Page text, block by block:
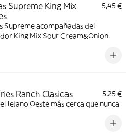
Supreme King Mix
5,45 €
Supreme acompañadas del
King Mix Sour Cream&Onion.
Ranch Clasicas
5,25 €
lejano Oeste más cerca que nunca